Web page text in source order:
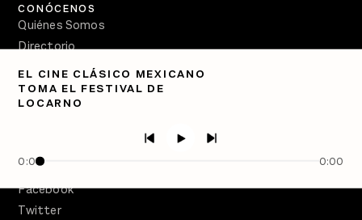
EL CINE CLÁSICO MEXICANO
TOMA EL FESTIVAL DE
LOCARNO
0:00 0:00
CONÓCENOS
Quiénes Somos
Directorio
PÓDCASTS
Semanario Gatopardo
Facebook
Twitter